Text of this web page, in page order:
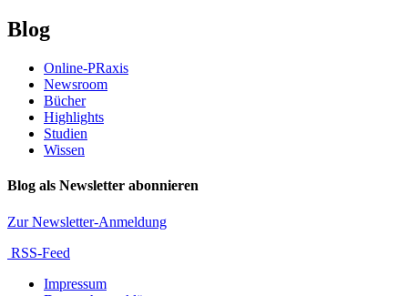
Blog
Online-PRaxis
Newsroom
Bücher
Highlights
Studien
Wissen
Blog als Newsletter abonnieren
Zur Newsletter-Anmeldung
RSS-Feed
Impressum